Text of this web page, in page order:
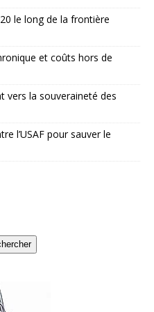
le long de la frontière
et coûts hors de
vers la souveraineté des
l’USAF pour sauver le